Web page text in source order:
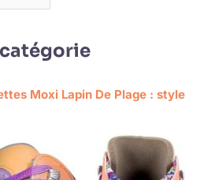
catégorie
Moxi Lapin De Plage : style